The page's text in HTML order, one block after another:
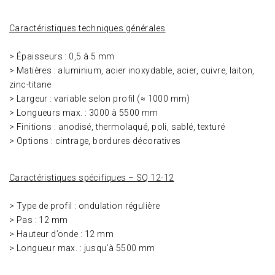
Caractéristiques techniques générales
> Épaisseurs : 0,5 à 5 mm
> Matières : aluminium, acier inoxydable, acier, cuivre, laiton,
zinc-titane
> Largeur : variable selon profil (≈ 1000 mm)
> Longueurs max. : 3000 à 5500 mm
> Finitions : anodisé, thermolaqué, poli, sablé, texturé
> Options : cintrage, bordures décoratives
Caractéristiques spécifiques – SQ 12-12
> Type de profil : ondulation régulière
> Pas : 12 mm
> Hauteur d’onde : 12 mm
> Longueur max. : jusqu’à 5500 mm